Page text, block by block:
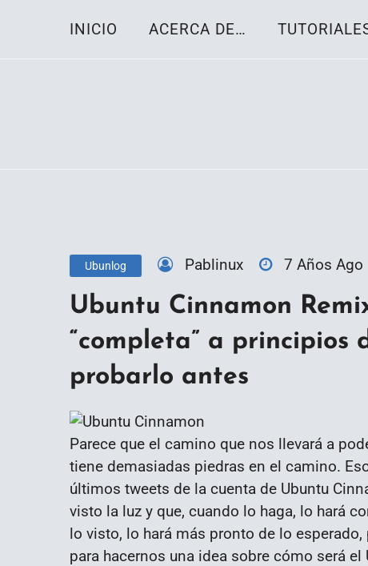
INICIO ACERCA DE…
Ubunlog Pablinux 7 Años Ago
Ubuntu Cinnamon
“completa” a principios
probarlo antes
Parece que el camino que nos llevará a
tiene demasiadas piedras en el camino.
últimos tweets de la cuenta de Ubuntu
visto la luz y que, cuando lo haga, lo hará
lo visto, lo hará más pronto de lo
para hacernos una idea sobre cómo será